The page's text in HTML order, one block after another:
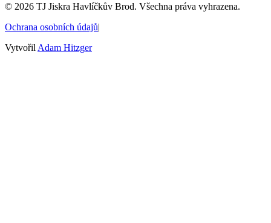
© 2026 TJ Jiskra Havlíčkův Brod. Všechna práva vyhrazena.
Ochrana osobních údajů|
Vytvořil Adam Hitzger